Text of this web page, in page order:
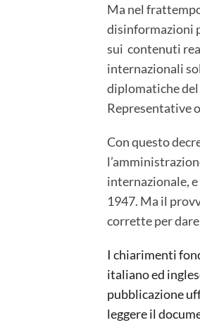
Ma nel
disinformazioni
sui contenuti
internazionali
diplomatiche
Representative
Con questo
internazionale,
1947. Ma il
corrette per
I chiarimenti
italiano ed
pubblicazione
leggere il